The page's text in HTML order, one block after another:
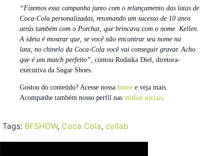
“Fizemos essa campanha junto com o relançamento das latas de
Coca-Cola personalizadas, retomando um sucesso de 10 anos
atrás também com o Porchat, que brincava com o nome Kellen.
A ideia é mostrar que, se você não encontrar seu nome na
lata, no chinelo da Coca-Cola você vai conseguir gravar. Acho
que é um match perfeito”, contou Rodaika Diel, diretora-
executiva da Sugar Shoes.
Gostou do conteúdo? Acesse nossa home e veja mais.
Acompanhe também nosso perfil nas mídias sociais.
Tags: BFSHOW, Coca Cola, collab